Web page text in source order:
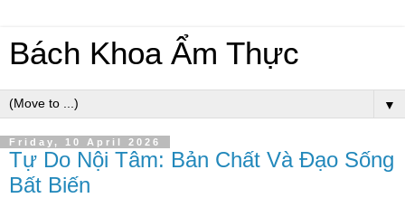
Bách Khoa Ẩm Thực
▼
Friday, 10 April 2026
Tự Do Nội Tâm: Bản Chất Và Đạo Sống
Bất Biến